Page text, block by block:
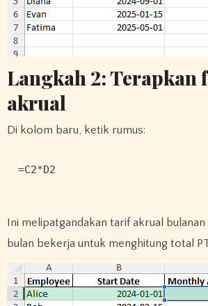
Langkah 2: Terapkan
akrual
Di kolom baru, ketik rumus:
=C2*D2
Ini melipatgandakan tarif akrual bulanan
bulan bekerja untuk menghitung total